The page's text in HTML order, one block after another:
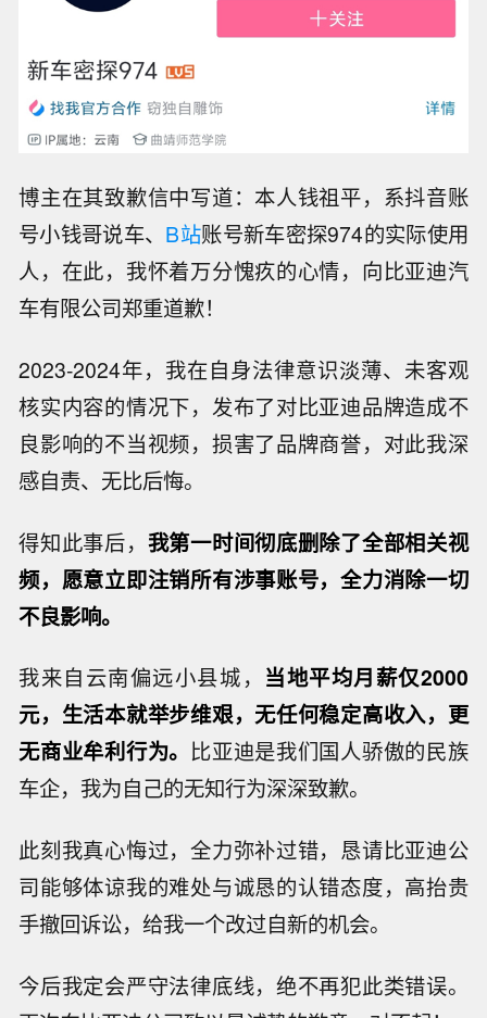
博主在其致歉信中写道：本人钱祖平，系抖音账
号小钱哥说车、 B站账号新车密探974的实际使用
人，在此，我怀着万分愧疚的心情，向比亚迪汽
车有限公司郑重道歉！
2023-2024年，我在自身法律意识淡薄、未客观
核实内容的情况下，发布了对比亚迪品牌造成不
良影响的不当视频，损害了品牌商誉，对此我深
感自责、无比后悔。
得知此事后， 我第一时间彻底删除了全部相关视
频，愿意立即注销所有涉事账号，全力消除一切
不良影响。
我来自云南偏远小县城， 当地平均月薪仅2000
元，生活本就举步维艰，无任何稳定高收入，更
无商业牟利行为。 比亚迪是我们国人骄傲的民族
车企，我为自己的无知行为深深致歉。
此刻我真心悔过，全力弥补过错，恳请比亚迪公
司能够体谅我的难处与诚恳的认错态度，高抬贵
手撤回诉讼，给我一个改过自新的机会。
今后我定会严守法律底线，绝不再犯此类错误。